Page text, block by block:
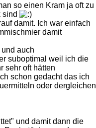
so einen Kram ja oft zu
sind
damit. Ich war einfach
damit
auch
suboptimal weil ich die
sehr oft hätten
schon gedacht das ich
oder dergleichen
und damit dann die